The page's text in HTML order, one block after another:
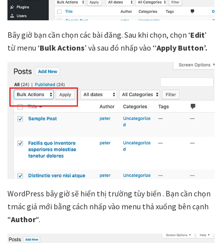
Bây giờ bạn cần chọn các bài đăng. Sau khi chọn, chọn ‘Edit’
từ menu ‘Bulk Actions’ và sau đó nhấp vào ‘‘Apply Button’.
WordPress bây giờ sẽ hiển thị trường tùy biến . Bạn cần chọn
tmác giả mới bằng cách nhấp vào menu thả xuống bên cạnh
“Author“.